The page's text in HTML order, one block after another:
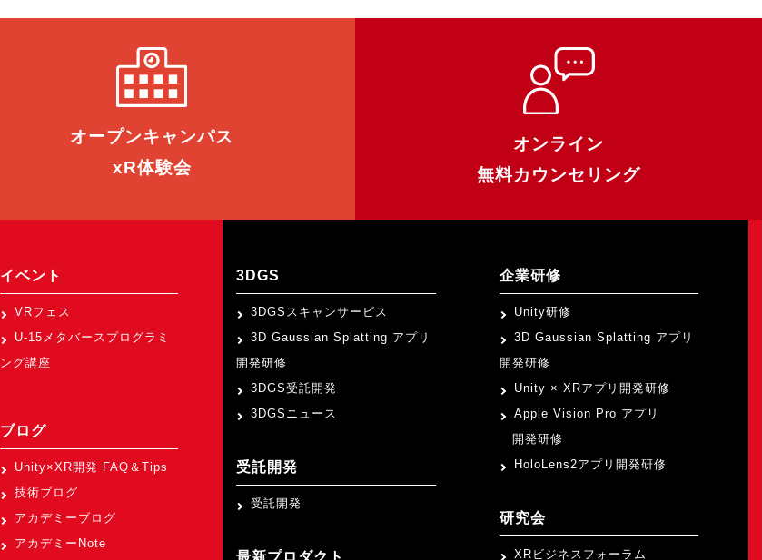
オープンキャンパス
xR体験会
オンライン
無料カウンセリング
イベント
VRフェス
U-15メタバースプログラミ
ング講座
ブログ
Unity×XR開発 FAQ＆Tips
技術ブログ
アカデミーブログ
アカデミーNote
3DGS
3DGSスキャンサービス
3D Gaussian Splatting アプリ
開発研修
3DGS受託開発
3DGSニュース
受託開発
受託開発
最新プロダクト
企業研修
Unity研修
3D Gaussian Splatting アプリ
開発研修
Unity × XRアプリ開発研修
Apple Vision Pro アプリ
開発研修
HoloLens2アプリ開発研修
研究会
XRビジネスフォーラム